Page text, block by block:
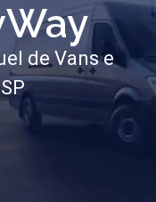
de Vans e